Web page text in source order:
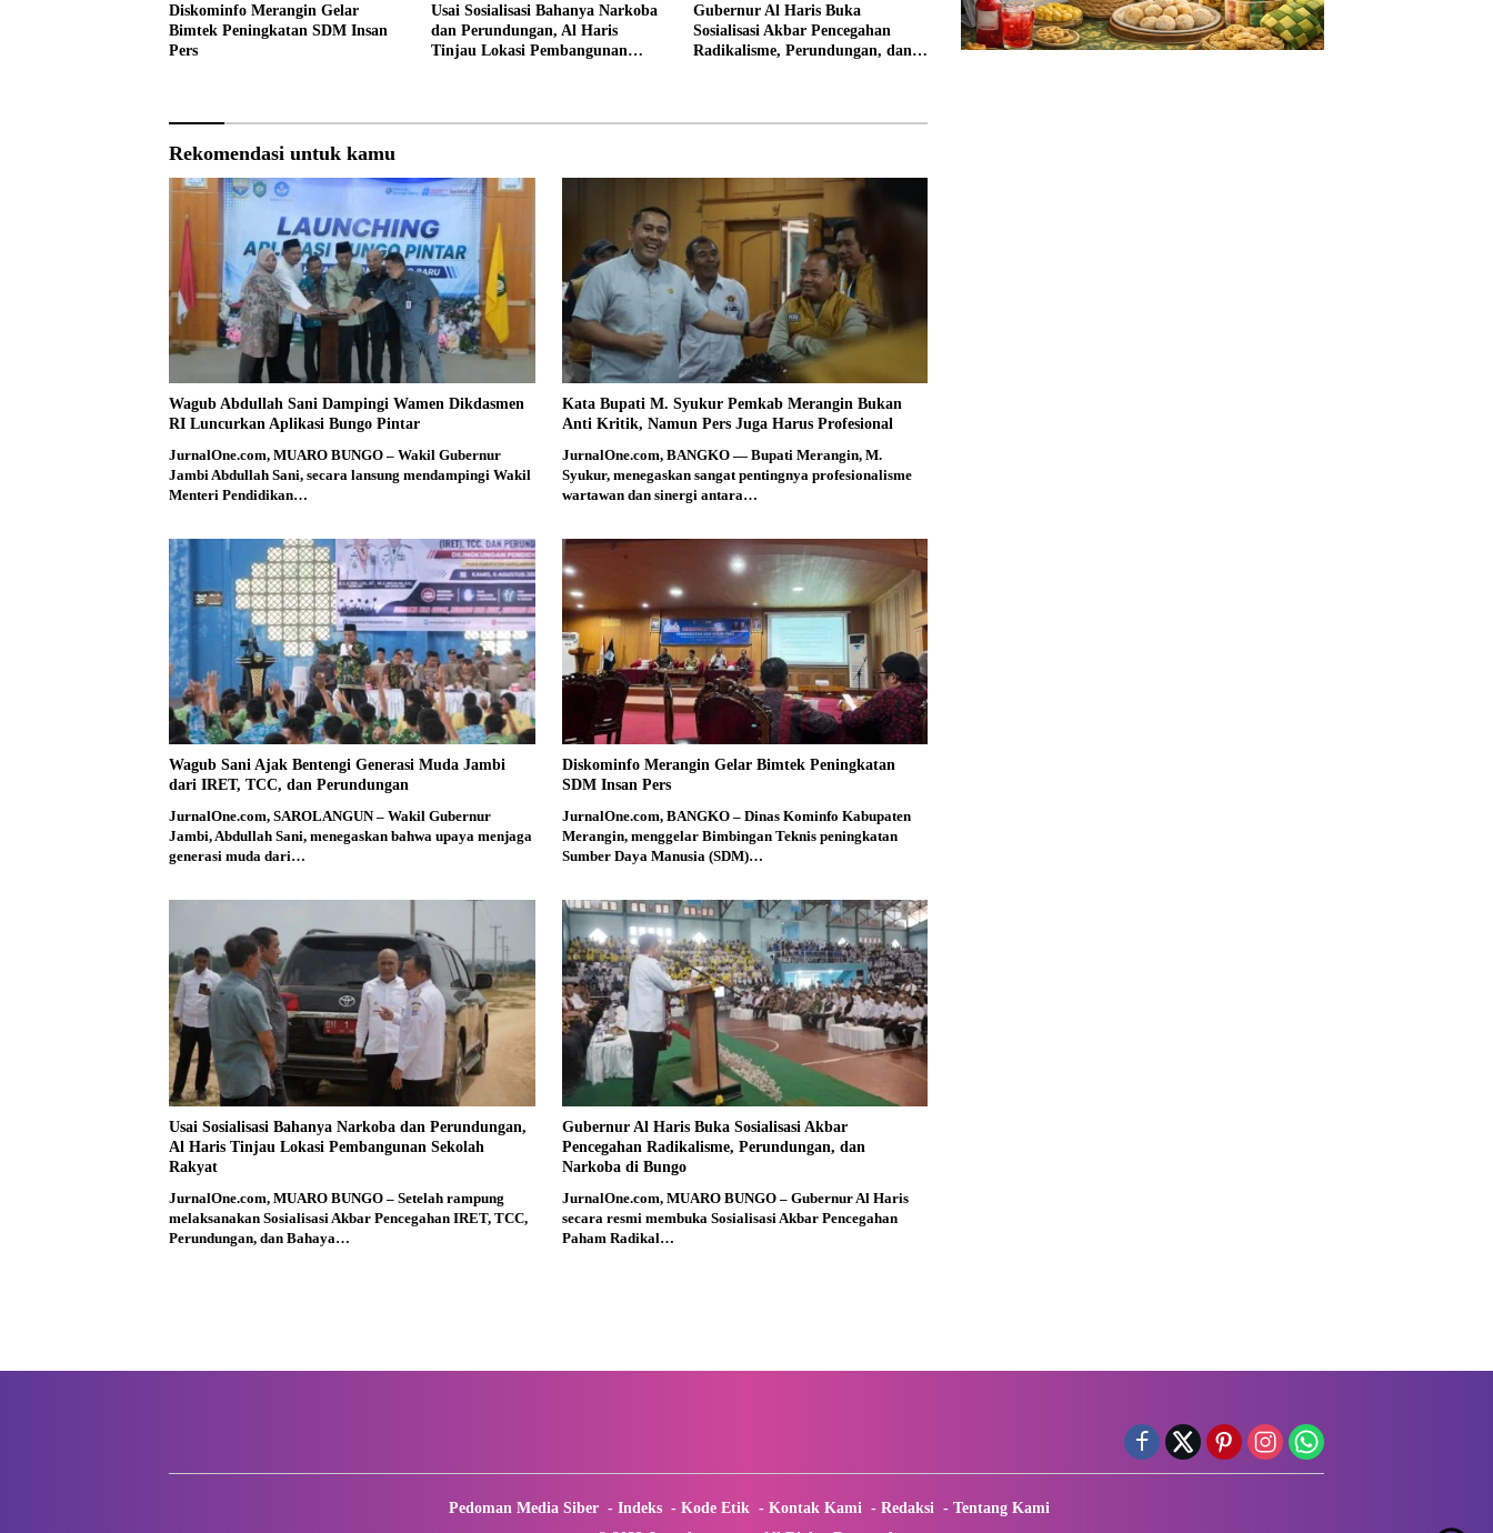
Diskominfo Merangin Gelar
Bimtek Peningkatan SDM Insan
Pers
Usai Sosialisasi Bahanya Narkoba
dan Perundungan, Al Haris
Tinjau Lokasi Pembangunan
Gubernur Al Haris Buka
Sosialisasi Akbar Pencegahan
Radikalisme, Perundungan, dan
Rekomendasi untuk kamu
Wagub Abdullah Sani Dampingi Wamen Dikdasmen
RI Luncurkan Aplikasi Bungo Pintar
JurnalOne.com, MUARO BUNGO – Wakil Gubernur
Jambi Abdullah Sani, secara lansung mendampingi Wakil
Menteri Pendidikan…
Kata Bupati M. Syukur Pemkab Merangin Bukan
Anti Kritik, Namun Pers Juga Harus Profesional
JurnalOne.com, BANGKO — Bupati Merangin, M.
Syukur, menegaskan sangat pentingnya profesionalisme
wartawan dan sinergi antara…
Wagub Sani Ajak Bentengi Generasi Muda Jambi
dari IRET, TCC, dan Perundungan
JurnalOne.com, SAROLANGUN – Wakil Gubernur
Jambi, Abdullah Sani, menegaskan bahwa upaya menjaga
generasi muda dari…
Diskominfo Merangin Gelar Bimtek Peningkatan
SDM Insan Pers
JurnalOne.com, BANGKO – Dinas Kominfo Kabupaten
Merangin, menggelar Bimbingan Teknis peningkatan
Sumber Daya Manusia (SDM)…
Usai Sosialisasi Bahanya Narkoba dan Perundungan,
Al Haris Tinjau Lokasi Pembangunan Sekolah
Rakyat
JurnalOne.com, MUARO BUNGO – Setelah rampung
melaksanakan Sosialisasi Akbar Pencegahan IRET, TCC,
Perundungan, dan Bahaya…
Gubernur Al Haris Buka Sosialisasi Akbar
Pencegahan Radikalisme, Perundungan, dan
Narkoba di Bungo
JurnalOne.com, MUARO BUNGO – Gubernur Al Haris
secara resmi membuka Sosialisasi Akbar Pencegahan
Paham Radikal…
Pedoman Media Siber Indeks Kode Etik Kontak Kami Redaksi
Tentang Kami